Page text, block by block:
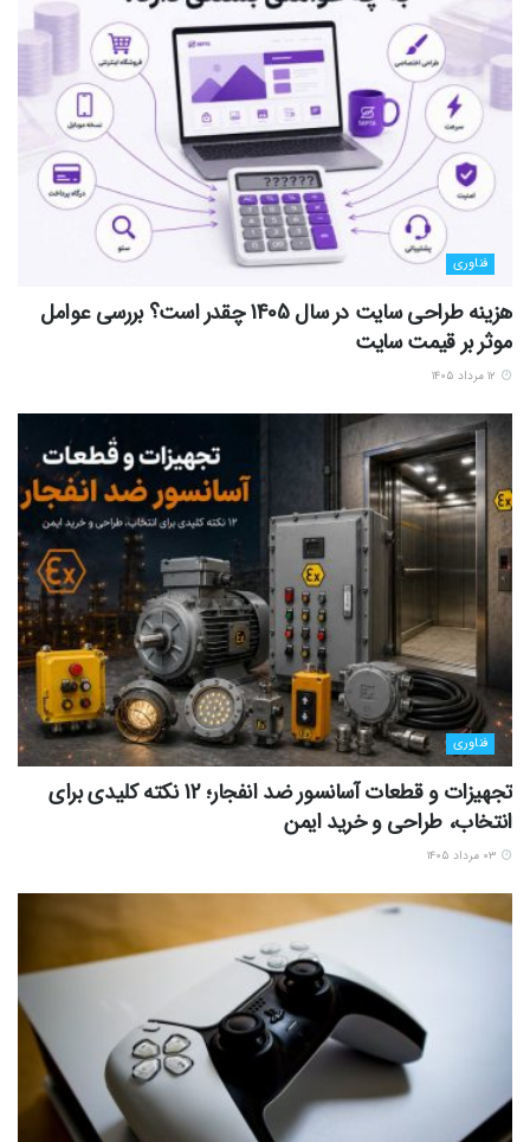
فناوری
هزینه طراحی سایت در سال 1405 چقدر است؟ بررسی عوامل
موثر بر قیمت سایت
فناوری
تجهیزات و قطعات آسانسور ضد انفجار؛ 12 نکته کلیدی برای
انتخاب، طراحی و خرید ایمن